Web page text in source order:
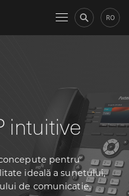
RO
intuitive
pentru
ideală a sunetului,
de comunicatie.